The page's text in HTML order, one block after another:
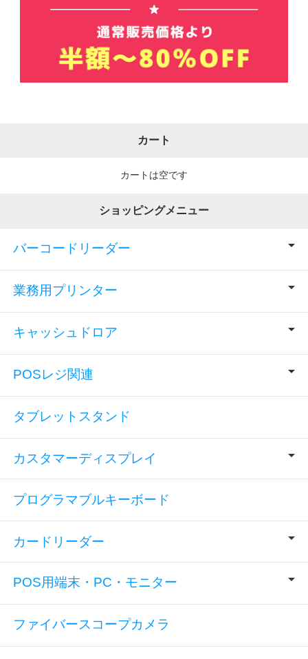
カート
カートは空です
ショッピングメニュー
バーコードリーダー
業務用プリンター
キャッシュドロア
POSレジ関連
タブレットスタンド
カスタマーディスプレイ
プログラマブルキーボード
カードリーダー
POS用端末・PC・モニター
ファイバースコープカメラ